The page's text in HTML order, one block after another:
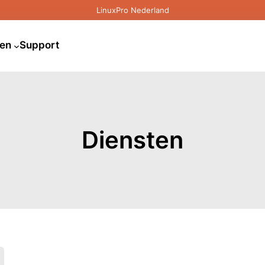
LinuxPro Nederland
Support
Diensten